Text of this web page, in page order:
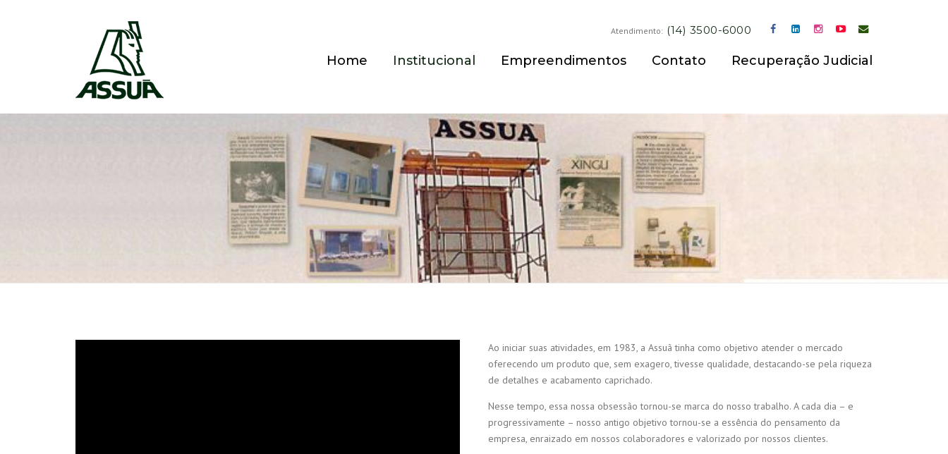
Atendimento: (14) 3500-6000
Home Institucional Empreendimentos Contato Recuperação Judicial
Ao iniciar suas atividades, em 1983, a Assuã tinha como objetivo atender o mercado
oferecendo um produto que, sem exagero, tivesse qualidade, destacando-se pela riqueza
de detalhes e acabamento caprichado.
Nesse tempo, essa nossa obsessão tornou-se marca do nosso trabalho. A cada dia – e
progressivamente – nosso antigo objetivo tornou-se a essência do pensamento da
empresa, enraizado em nossos colaboradores e valorizado por nossos clientes.